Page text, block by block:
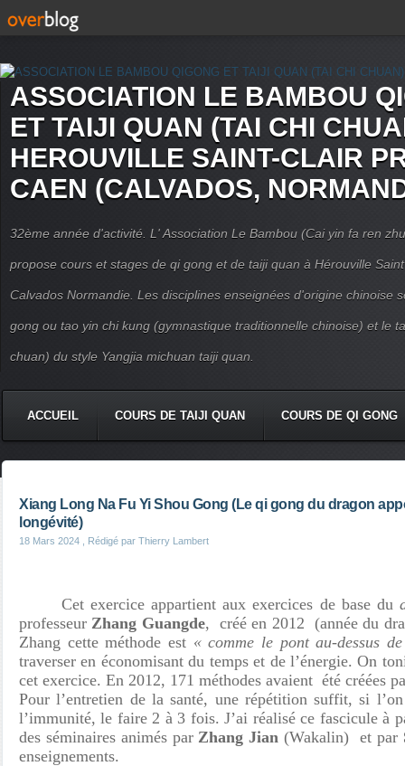
ASSOCIATION LE BAMBOU
ET TAIJI QUAN (TAI CHI
HEROUVILLE SAINT-CLAIR
CAEN (CALVADOS,
32ème année d'activité. L' Association Le Bambou (Cai yin fa ren
propose cours et stages de qi gong et de taiji quan à Hérouville
Calvados Normandie. Les disciplines enseignées d'origine chinoise
gong ou tao yin chi kung (gymnastique traditionnelle chinoise) et le
chuan) du style Yangjia michuan taiji quan.
ACCUEIL COURS DE TAIJI QUAN COURS DE QI GONG
Xiang Long Na Fu Yi Shou Gong (Le qi gong du dragon
longévité)
18 Mars 2024 , Rédigé par Thierry Lambert
Cet exercice appartient aux exercices de base du
professeur Zhang Guangde, créé en 2012 (année du
Zhang cette méthode est « comme le pont au-dessus
traverser en économisant du temps et de l’énergie. On
cet exercice. En 2012, 171 méthodes avaient été créées
Pour l’entretien de la santé, une répétition suffit, si
l’immunité, le faire 2 à 3 fois. J’ai réalisé ce fascicule à
des séminaires animés par Zhang Jian (Wakalin) et par
enseignements.